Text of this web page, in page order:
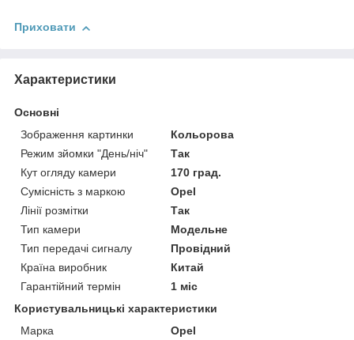
Приховати
Характеристики
Основні
Зображення картинки
Кольорова
Режим зйомки "День/ніч"
Так
Кут огляду камери
170 град.
Сумісність з маркою
Opel
Лінії розмітки
Так
Тип камери
Модельне
Тип передачі сигналу
Провідний
Країна виробник
Китай
Гарантійний термін
1 міс
Користувальницькі характеристики
Марка
Opel